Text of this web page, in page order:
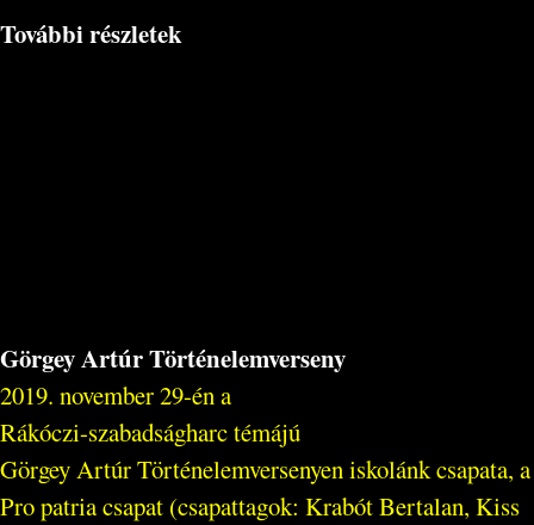
További részletek
Görgey Artúr Történelemverseny
2019. november 29-én a
Rákóczi-szabadságharc témájú
Görgey Artúr Történelemversenyen iskolánk csapata, a
Pro patria csapat (csapattagok: Krabót Bertalan, Kiss